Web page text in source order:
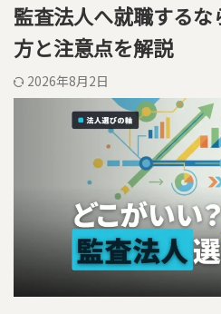
監査法人へ就職する
方と注意点を解説
2026年8月2日